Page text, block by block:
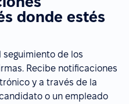
donde estés
de los
Recibe notificaciones
y a través de la
o un empleado